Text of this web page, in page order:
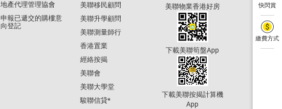
快閃賞
繳費方式
地產代理管理協會
申報已遞交的購樓意
向登記
美聯移民顧問
美聯升學顧問
美聯測量師行
香港置業
經絡按揭
美聯會
美聯大學堂
駿聯信貸*
美聯物業香港好房
下載美聯筍盤App
下載美聯按揭計算機
App